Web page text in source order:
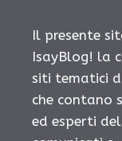
Il presente
IsayBlog! la
siti tematici
che contano
ed esperti